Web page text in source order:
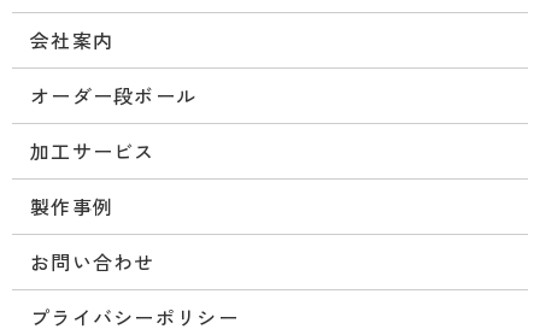
会社案内
オーダー段ボール
加工サービス
製作事例
お問い合わせ
プライバシーポリシー